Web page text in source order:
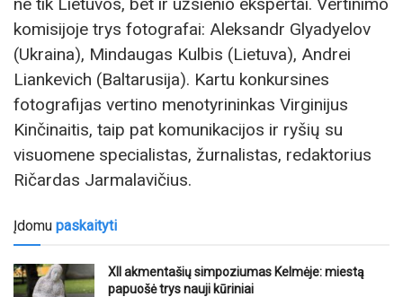
komisijoje trys fotografai: Aleksandr Glyadyelov
(Ukraina), Mindaugas Kulbis (Lietuva), Andrei
Liankevich (Baltarusija). Kartu konkursines
fotografijas vertino menotyrininkas Virginijus
Kinčinaitis, taip pat komunikacijos ir ryšių su
visuomene specialistas, žurnalistas, redaktorius
Ričardas Jarmalavičius.
Įdomu paskaityti
XII akmentašių simpoziumas Kelmėje: miestą
papuošė trys nauji kūriniai